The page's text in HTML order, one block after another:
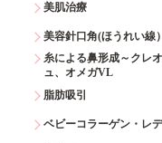
美肌治療
美容針口角(ほうれい線
糸による鼻形成～クレ
ュ、オメガVL
脂肪吸引
ベビーコラーゲン・レ